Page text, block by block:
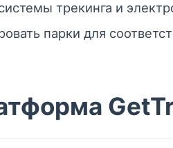
трекинга и
парки для